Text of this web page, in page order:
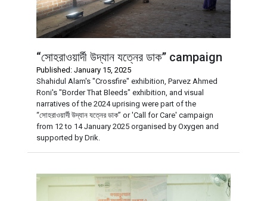
“সোহরাওয়ার্দী উদ্যান যত্নের ডাক” campaign
Published: January 15, 2025
Shahidul Alam's "Crossfire" exhibition, Parvez Ahmed
Roni's "Border That Bleeds" exhibition, and visual
narratives of the 2024 uprising were part of the
“সোহরাওয়ার্দী উদ্যান যত্নের ডাক” or 'Call for Care' campaign
from 12 to 14 January 2025 organised by Oxygen and
supported by Drik.